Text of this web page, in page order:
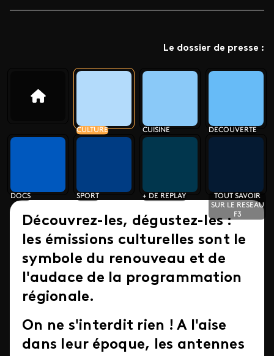
Le dossier de presse :
CULTURE CUISINE DECOUVERTE
DOCS SPORT + DE REPLAY
TOUT SAVOIR
SUR LE RESEAU
F3
Découvrez-les, dégustez-les :
les émissions culturelles sont le
symbole du renouveau et de
l'audace de la programmation
régionale.
On ne s'interdit rien ! A l'aise
dans leur époque, les antennes